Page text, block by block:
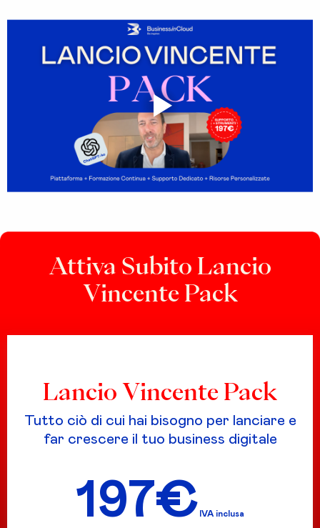
Attiva Subito Lancio
Vincente Pack
Lancio Vincente Pack
Tutto ciò di cui hai bisogno per lanciare e
far crescere il tuo business digitale
197€ IVA inclusa